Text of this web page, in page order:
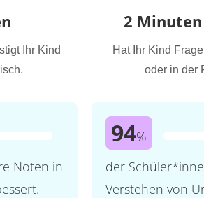
Ihr Kind
Noten in
2
Hat Ihr Kind
oder in der
94%
der
Verstehen von